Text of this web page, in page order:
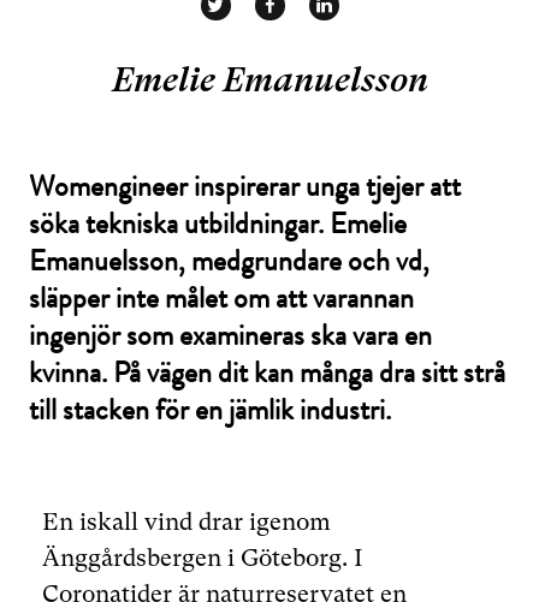
Emelie Emanuelsson
Womengineer inspirerar unga tjejer att
söka tekniska utbildningar. Emelie
Emanuelsson, medgrundare och vd,
släpper inte målet om att varannan
ingenjör som examineras ska vara en
kvinna. På vägen dit kan många dra sitt strå
till stacken för en jämlik industri.
En iskall vind drar igenom
Änggårdsbergen i Göteborg. I
Coronatider är naturreservatet en